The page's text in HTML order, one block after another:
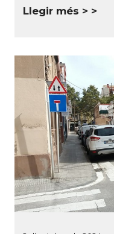
Llegir més >